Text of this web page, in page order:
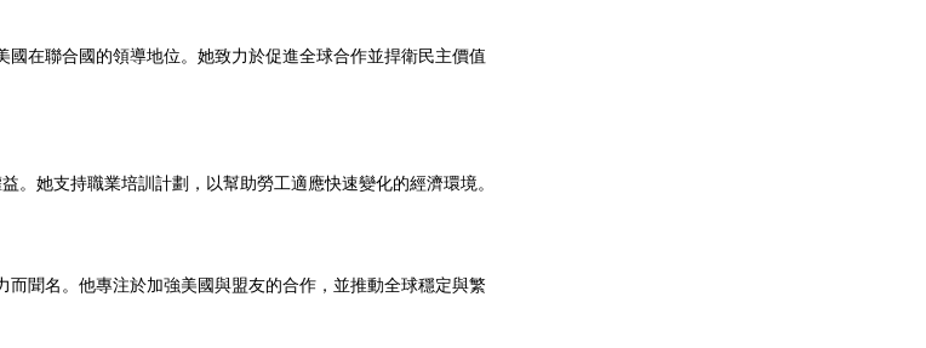
在聯合國的領導地位。她致力於促進全球合作並捍衛民主價值
。她支持職業培訓計劃，以幫助勞工適應快速變化的經濟環境。
聞名。他專注於加強美國與盟友的合作，並推動全球穩定與繁